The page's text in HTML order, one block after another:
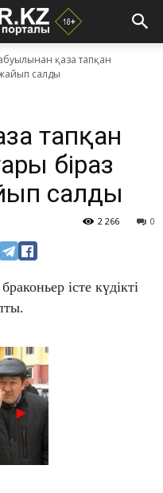
қаза тапқан
салды
тапқан
біраз
салды
0
2 266
істе күдікті